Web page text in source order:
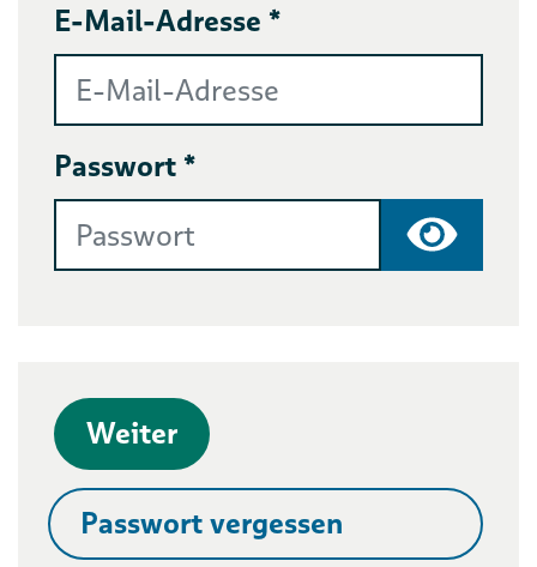
E-Mail-Adresse *
Passwort *
Weiter
Passwort vergessen